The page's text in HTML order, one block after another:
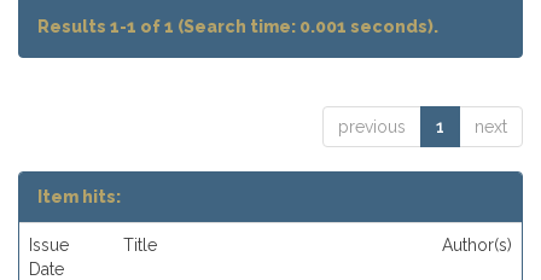
Results 1-1 of 1 (Search time: 0.001 seconds).
previous 1 next
Item hits:
Issue
Date
Title Author(s)